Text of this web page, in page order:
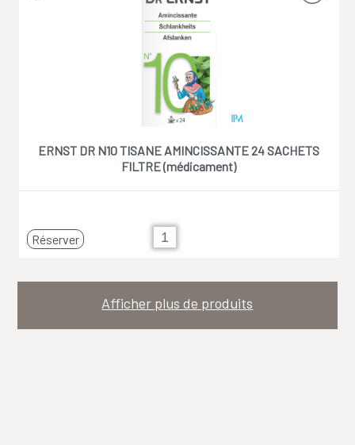
ERNST DR N10 TISANE AMINCISSANTE 24 SACHETS
FILTRE (médicament)
Réserver
Afficher plus de produits